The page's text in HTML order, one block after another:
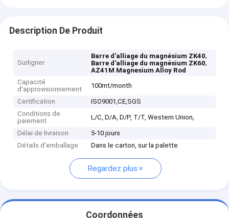
Description De Produit
Surligner
Barre d'alliage du magnésium ZK40,
Barre d'alliage du magnésium ZK60,
AZ41M Magnesium Alloy Rod
Capacité
d'approvisionnement
100mt/month
Certification
ISO9001,CE,SGS
Conditions de
paiement
L/C, D/A, D/P, T/T, Western Union,
Délai de livraison
5-10 jours
Détails d'emballage
Dans le carton, sur la palette
Regardez plus
Coordonnées